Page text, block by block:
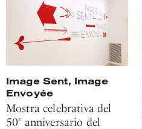
Image Sent, Image
Envoyée
Mostra celebrativa del
50° anniversario del